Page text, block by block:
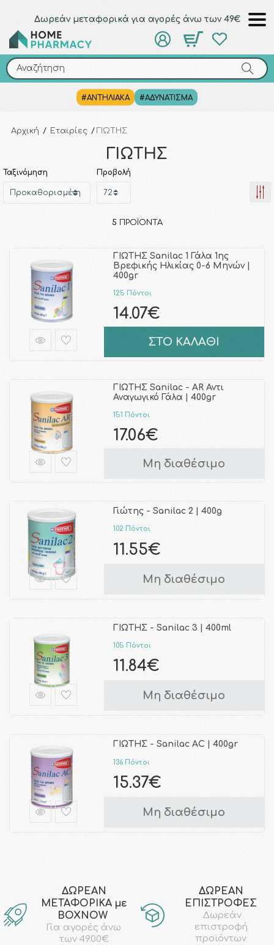
Δωρεάν μεταφορικά για αγορές άνω των 49€
Αναζήτηση
#ΑΝΤΗΛΙΑΚΑ #ΑΔΥΝΑΤΙΣΜΑ
Αναζήτηση
Αρχική / Εταιρίες / ΓΙΩΤΗΣ
ΓΙΩΤΗΣ
Ταξινόμηση Προβολή
5 ΠΡΟΪΌΝΤΑ
ΓΙΩΤΗΣ Sanilac 1 Γάλα 1ης
Βρεφικής Ηλικίας 0-6 Μηνών |
400gr
125 Πόντοι
14.07€
ΣΤΟ ΚΑΛΑΘΙ
ΓΙΩΤΗΣ Sanilac - AR Αντι
Αναγωγικό Γάλα | 400gr
151 Πόντοι
17.06€
Μη διαθέσιμο
Γιώτης - Sanilac 2 | 400g
102 Πόντοι
11.55€
Μη διαθέσιμο
ΓΙΩΤΗΣ - Sanilac 3 | 400ml
105 Πόντοι
11.84€
Μη διαθέσιμο
ΓΙΩΤΗΣ - Sanilac AC | 400gr
136 Πόντοι
15.37€
Μη διαθέσιμο
ΔΩΡΕΑΝ
ΜΕΤΑΦΟΡΙΚΑ με
ΒΟΧΝΟW
Για αγορές άνω
των 49.00€
ΔΩΡΕΑΝ
ΕΠΙΣΤΡΟΦΕΣ
Δωρεάν
επιστροφή
προϊόντων